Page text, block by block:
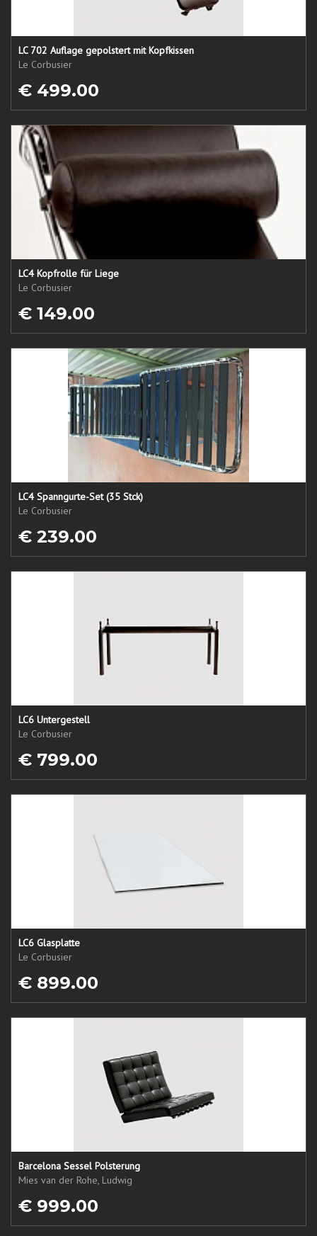
LC 702 Auflage gepolstert mit Kopfkissen
Le Corbusier
€ 499.00
LC4 Kopfrolle für Liege
Le Corbusier
€ 149.00
LC4 Spanngurte-Set (35 Stck)
Le Corbusier
€ 239.00
LC6 Untergestell
Le Corbusier
€ 799.00
LC6 Glasplatte
Le Corbusier
€ 899.00
Barcelona Sessel Polsterung
Mies van der Rohe, Ludwig
€ 999.00